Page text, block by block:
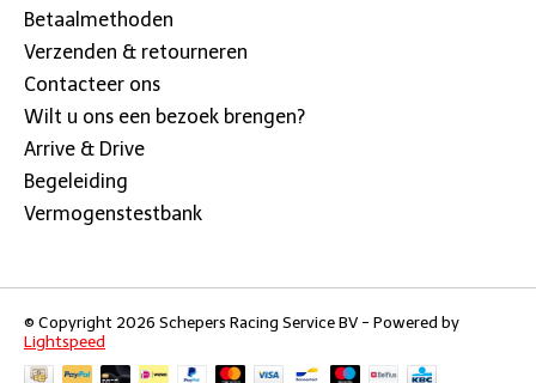
Betaalmethoden
Verzenden & retourneren
Contacteer ons
Wilt u ons een bezoek brengen?
Arrive & Drive
Begeleiding
Vermogenstestbank
© Copyright 2026 Schepers Racing Service BV - Powered by
Lightspeed